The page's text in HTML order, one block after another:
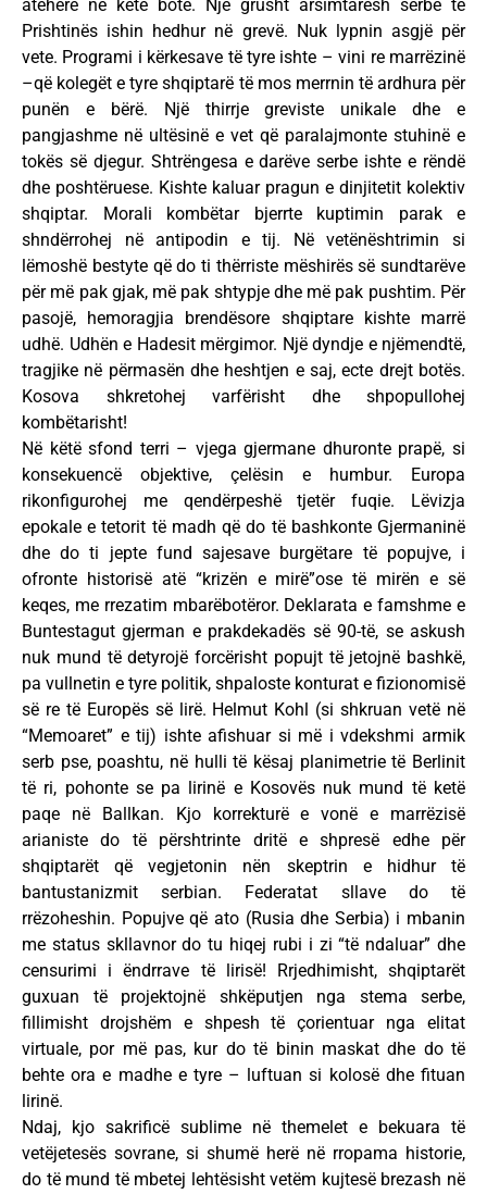
atëherë në këtë botë. Një grusht arsimtarësh serbë të
Prishtinës ishin hedhur në grevë. Nuk lypnin asgjë për
vete. Programi i kërkesave të tyre ishte – vini re marrëzinë
–që kolegët e tyre shqiptarë të mos merrnin të ardhura për
punën e bërë. Një thirrje greviste unikale dhe e
pangjashme në ultësinë e vet që paralajmonte stuhinë e
tokës së djegur. Shtrëngesa e darëve serbe ishte e rëndë
dhe poshtëruese. Kishte kaluar pragun e dinjitetit kolektiv
shqiptar. Morali kombëtar bjerrte kuptimin parak e
shndërrohej në antipodin e tij. Në vetënështrimin si
lëmoshë bestyte që do ti thërriste mëshirës së sundtarëve
për më pak gjak, më pak shtypje dhe më pak pushtim. Për
pasojë, hemoragjia brendësore shqiptare kishte marrë
udhë. Udhën e Hadesit mërgimor. Një dyndje e njëmendtë,
tragjike në përmasën dhe heshtjen e saj, ecte drejt botës.
Kosova shkretohej varfërisht dhe shpopullohej
kombëtarisht!
Në këtë sfond terri – vjega gjermane dhuronte prapë, si
konsekuencë objektive, çelësin e humbur. Europa
rikonfigurohej me qendërpeshë tjetër fuqie. Lëvizja
epokale e tetorit të madh që do të bashkonte Gjermaninë
dhe do ti jepte fund sajesave burgëtare të popujve, i
ofronte historisë atë “krizën e mirë”ose të mirën e së
keqes, me rrezatim mbarëbotëror. Deklarata e famshme e
Buntestagut gjerman e prakdekadës së 90-të, se askush
nuk mund të detyrojë forcërisht popujt të jetojnë bashkë,
pa vullnetin e tyre politik, shpaloste konturat e fizionomisë
së re të Europës së lirë. Helmut Kohl (si shkruan vetë në
“Memoaret” e tij) ishte afishuar si më i vdekshmi armik
serb pse, poashtu, në hulli të kësaj planimetrie të Berlinit
të ri, pohonte se pa lirinë e Kosovës nuk mund të ketë
paqe në Ballkan. Kjo korrekturë e vonë e marrëzisë
arianiste do të përshtrinte dritë e shpresë edhe për
shqiptarët që vegjetonin nën skeptrin e hidhur të
bantustanizmit serbian. Federatat sllave do të
rrëzoheshin. Popujve që ato (Rusia dhe Serbia) i mbanin
me status skllavnor do tu hiqej rubi i zi “të ndaluar” dhe
censurimi i ëndrrave të lirisë! Rrjedhimisht, shqiptarët
guxuan të projektojnë shkëputjen nga stema serbe,
fillimisht drojshëm e shpesh të çorientuar nga elitat
virtuale, por më pas, kur do të binin maskat dhe do të
behte ora e madhe e tyre – luftuan si kolosë dhe fituan
lirinë.
Ndaj, kjo sakrificë sublime në themelet e bekuara të
vetëjetesës sovrane, si shumë herë në rropama historie,
do të mund të mbetej lehtësisht vetëm kujtesë brezash në